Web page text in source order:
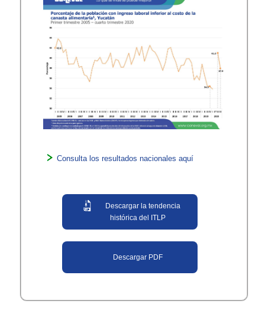
Consulta los resultados nacionales aquí
Descargar la tendencia
histórica del ITLP
Descargar PDF​